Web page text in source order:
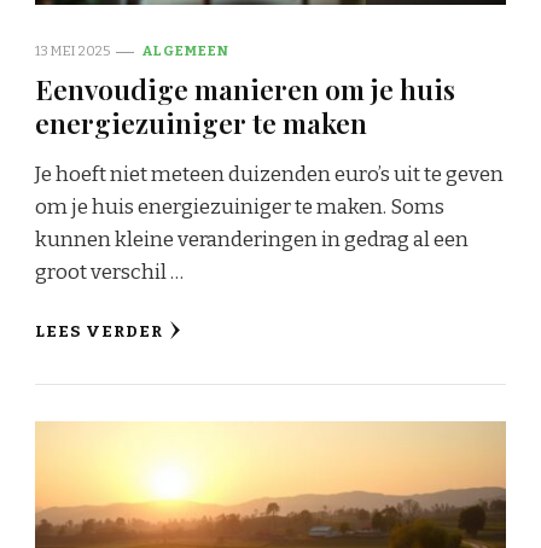
13 MEI 2025 ALGEMEEN
Eenvoudige manieren om je huis
energiezuiniger te maken
Je hoeft niet meteen duizenden euro’s uit te geven
om je huis energiezuiniger te maken. Soms
kunnen kleine veranderingen in gedrag al een
groot verschil …
LEES VERDER